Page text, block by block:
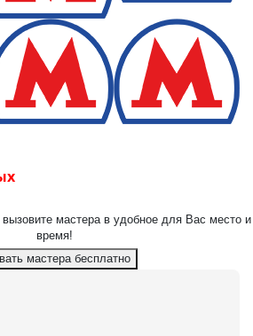
мастера в удобное для Вас место и
время!
мастера бесплатно